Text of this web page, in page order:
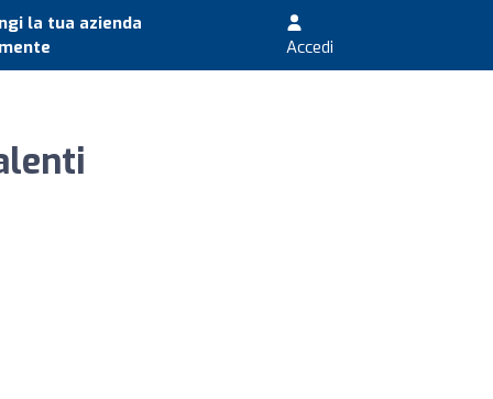
la tua azienda
Accedi